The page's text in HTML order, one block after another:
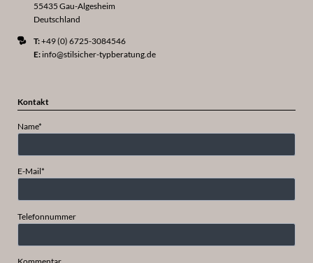
55435 Gau-Algesheim
Deutschland
T:+49 (0) 6725-3084546
E: info@stilsicher-typberatung.de
Kontakt
Pflichtfeld
Name*
Pflichtfeld
E-Mail*
Telefonnummer